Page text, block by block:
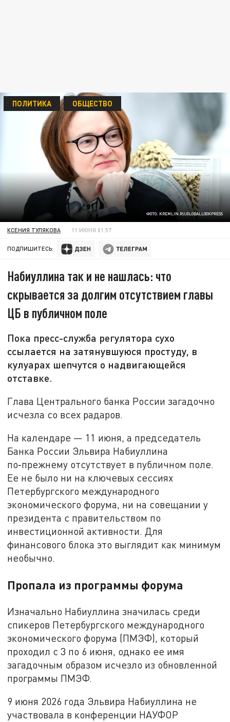
ФОТО: KREMLIN.RU/GLOBALLOOKPRESS
ПОЛИТИКА ОБЩЕСТВО
КСЕНИЯ ТУЛЯКОВА 11 ИЮНЯ 01:57
ПОДПИШИТЕСЬ:
Набиуллина так и не нашлась: что
скрывается за долгим отсутствием главы
ЦБ в публичном поле
Пока пресс-служба регулятора сухо
ссылается на затянувшуюся простуду, в
кулуарах шепчутся о надвигающейся
отставке.
Глава Центрального банка России загадочно
исчезла со всех радаров.
На календаре — 11 июня, а председатель
Банка России Эльвира Набиуллина
по‑прежнему отсутствует в публичном поле.
Ее не было ни на ключевых сессиях
Петербургского международного
экономического форума, ни на совещании у
президента с правительством по
инвестиционной активности. Для
финансового блока это выглядит как минимум
необычно.
Пропала из программы форума
Изначально Набиуллина значилась среди
спикеров Петербургского международного
экономического форума (ПМЭФ), который
проходил с 3 по 6 июня, однако ее имя
загадочным образом исчезло из обновленной
программы ПМЭФ.
9 июня 2026 года Эльвира Набиуллина не
участвовала в конференции НАУФОР